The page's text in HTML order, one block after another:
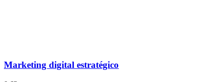
Marketing digital estratégico